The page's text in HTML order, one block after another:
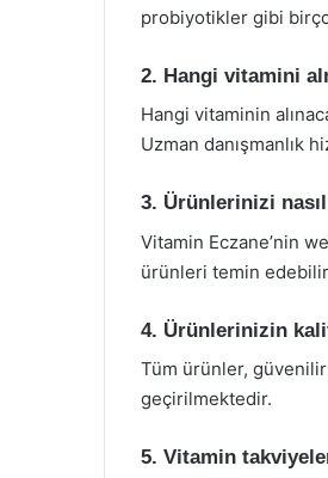
probiyotikler gibi
2. Hangi vitamini
Hangi vitaminin
Uzman danışmanlık
3. Ürünlerinizi
Vitamin Eczane’nin
ürünleri temin
4. Ürünlerinizin
Tüm ürünler,
geçirilmektedir.
5. Vitamin